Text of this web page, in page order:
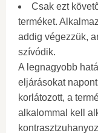
Csak ezt
terméket.
addig végezzük,
szívódik.
A legnagyobb
eljárásokat
korlátozott, a
alkalommal kell